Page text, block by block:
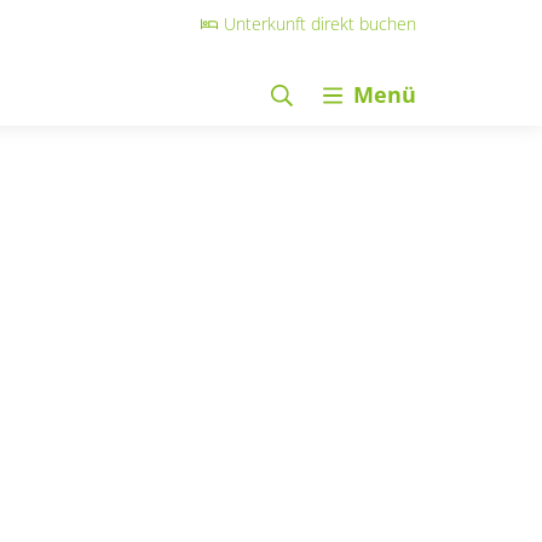
Unterkunft direkt buchen
Menü